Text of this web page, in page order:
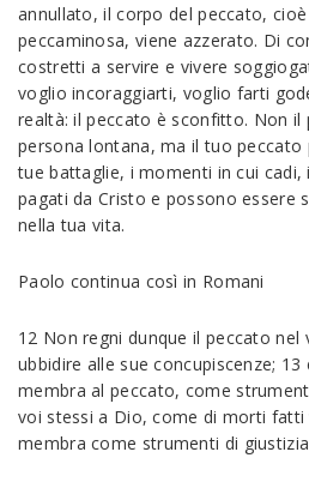
annullato, il corpo del peccato,
peccaminosa, viene azzerato. Di
costretti a servire e vivere
voglio incoraggiarti, voglio farti
realtà: il peccato è sconfitto. Non il
persona lontana, ma il tuo peccato
tue battaglie, i momenti in cui
pagati da Cristo e possono essere
nella tua vita.
Paolo continua così in Romani
12 Non regni dunque il peccato
ubbidire alle sue concupiscenze;
membra al peccato, come
voi stessi a Dio, come di morti fatti
membra come strumenti di